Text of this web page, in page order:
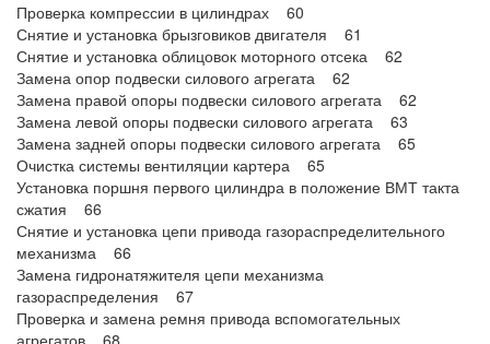
Проверка компрессии в цилиндрах 60
Снятие и установка брызговиков двигателя 61
Снятие и установка облицовок моторного отсека 62
Замена опор подвески силового агрегата 62
Замена правой опоры подвески силового агрегата 62
Замена левой опоры подвески силового агрегата 63
Замена задней опоры подвески силового агрегата 65
Очистка системы вентиляции картера 65
Установка поршня первого цилиндра в положение ВМТ такта
сжатия 66
Снятие и установка цепи привода газораспределительного
механизма 66
Замена гидронатяжителя цепи механизма
газораспределения 67
Проверка и замена ремня привода вспомогательных
агрегатов 68